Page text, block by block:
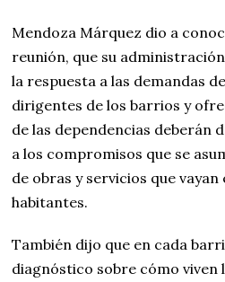
Mendoza Márquez dio a
reunión, que su
la respuesta a las demandas
dirigentes de los barrios y
de las dependencias deberán
a los compromisos que se
de obras y servicios que vayan
habitantes.
También dijo que en cada
diagnóstico sobre cómo viven